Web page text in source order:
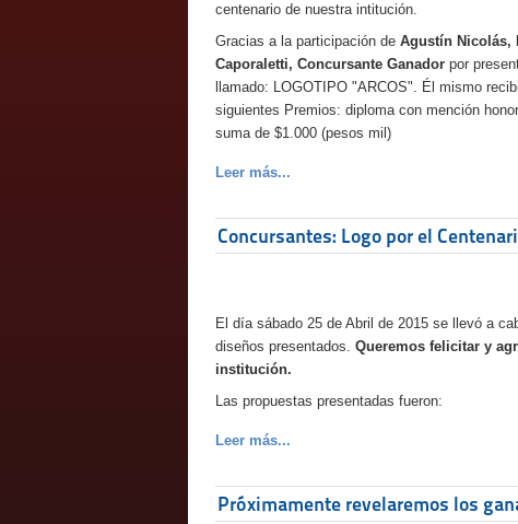
centenario de nuestra intitución.
Gracias a la participación de Agustín Nicolás,
Caporaletti, Concursante Ganador por
llamado: LOGOTIPO "ARCOS". Él mismo
siguientes Premios: diploma con mención
suma de $1.000 (pesos mil)
Leer más...
Concursantes: Logo por el
El día sábado 25 de Abril de 2015 se llevó a
diseños presentados. Queremos felicitar y
institución.
Las propuestas presentadas fueron:
Leer más...
Próximamente revelaremos los